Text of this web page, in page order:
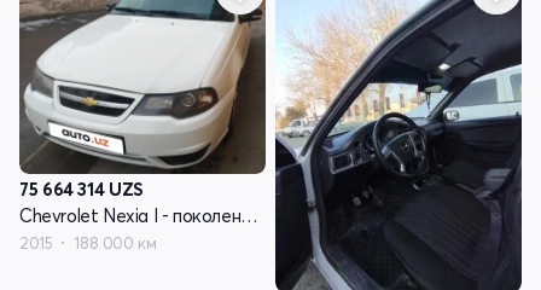
75 664 314 UZS
Chevrolet Nexia I - поколение рестайлинг
2015 188 000 км